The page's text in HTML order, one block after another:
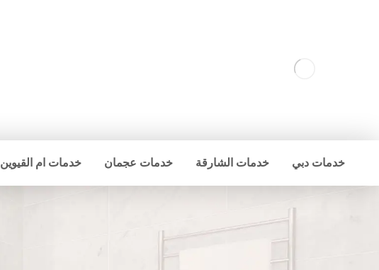
خدمات دبي خدمات الشارقة خدمات عجمان خدمات ام القيوين